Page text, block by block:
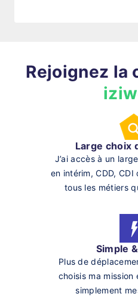
Rejoignez la
Large choix
J’ai accès à un
en intérim, CDD,
tous les métiers
Simple
Plus de
choisis ma
simplement